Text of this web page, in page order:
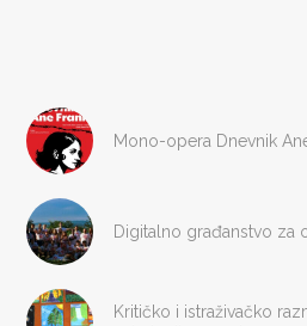
Mono-opera Dnevnik
Digitalno građanstvo za
Kritičko i istraživačko